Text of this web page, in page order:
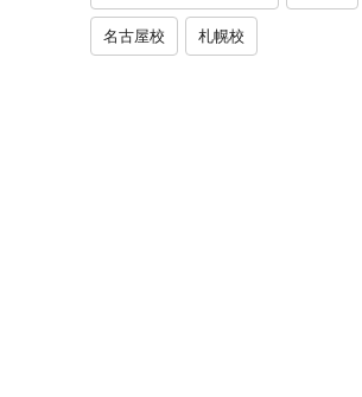
名古屋校 札幌校